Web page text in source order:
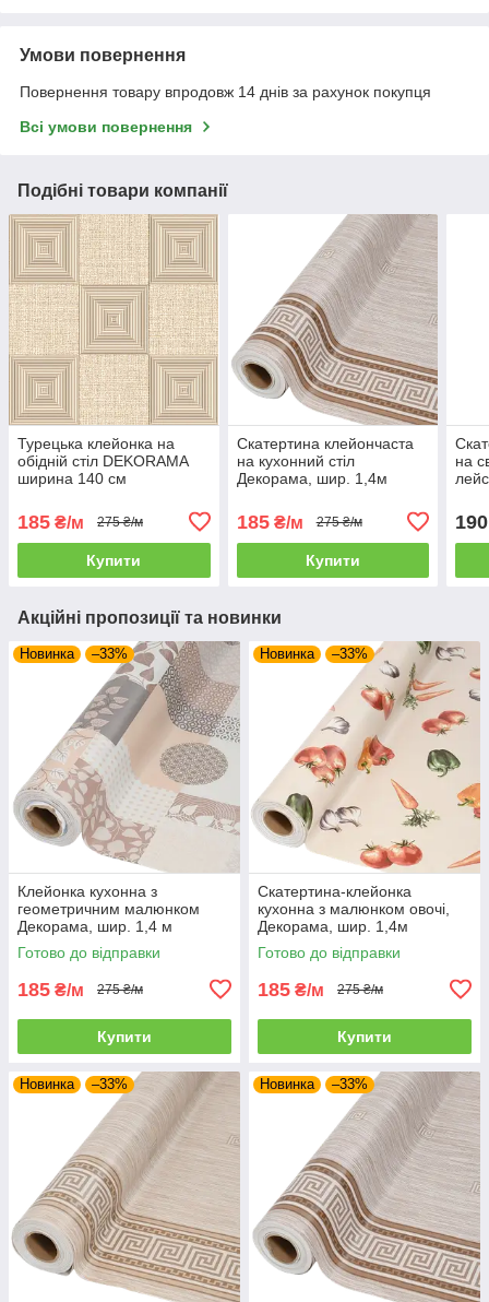
Умови повернення
Повернення товару впродовж 14 днів за рахунок покупця
Всі умови повернення
Подібні товари компанії
Турецька клейонка на
обідній стіл DEKORAMA
ширина 140 см
185 ₴/м 275 ₴/м
Купити
Скатертина клейончаста
на кухонний стіл
Декорама, шир. 1,4м
185₴/м 275 ₴/м
Купити
на
190
Акційні пропозиції та новинки
Новинка –33%
Клейонка кухонна з
геометричним малюнком
Декорама, шир. 1,4 м
Готово до відправки
185 ₴/м 275 ₴/м
Купити
Новинка –33%
Скатертина-клейонка
кухонна з малюнком овочі,
Декорама, шир. 1,4м
Готово до відправки
185 ₴/м 275 ₴/м
Купити
Новинка –33% Новинка –33%